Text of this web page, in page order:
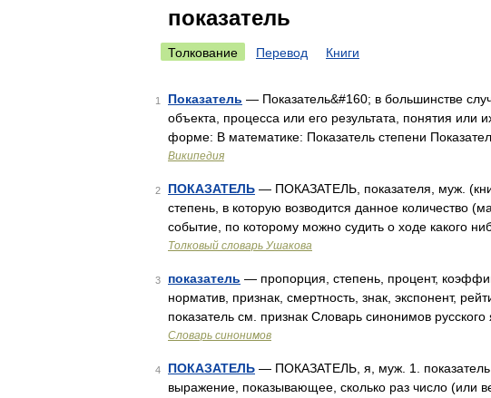
показатель
Толкование Перевод Книги
1 Показатель — Показатель&#160; в большинстве
объекта, процесса или его результата, понятия или
форме: В математике: Показатель степени
Википедия
2 ПОКАЗАТЕЛЬ — ПОКАЗАТЕЛЬ, показателя, муж.
степень, в которую возводится данное количество
событие, по которому можно судить о ходе какого
Толковый словарь Ушакова
3 показатель — пропорция, степень, процент,
норматив, признак, смертность, знак, экспонент,
показатель см. признак Словарь синонимов
Словарь синонимов
4 ПОКАЗАТЕЛЬ — ПОКАЗАТЕЛЬ, я, муж. 1. показатель
выражение, показывающее, сколько раз число (или